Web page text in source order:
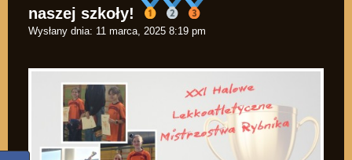
naszej szkoły!
Wysłany dnia: 11 marca, 2025 8:19 pm